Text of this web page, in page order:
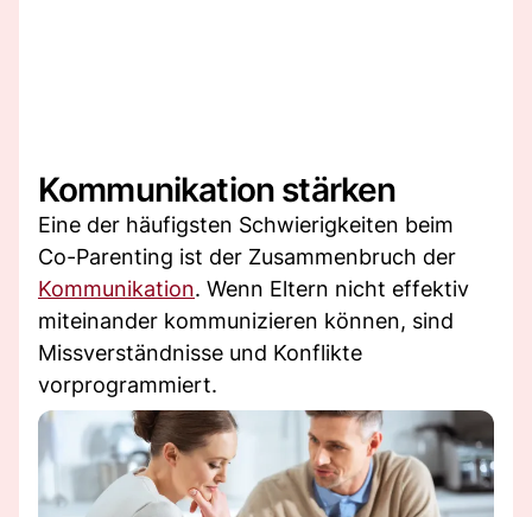
Kommunikation stärken
Eine der häufigsten Schwierigkeiten beim
Co-Parenting ist der Zusammenbruch der
Kommunikation. Wenn Eltern nicht effektiv
miteinander kommunizieren können, sind
Missverständnisse und Konflikte
vorprogrammiert.